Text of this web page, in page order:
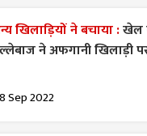
खिलाड़ियों ने बचाया :खेल
ने अफगानी खिलाड़ी
Sep 2022